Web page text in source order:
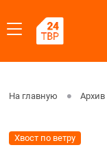
На главную
Хвост по ветру